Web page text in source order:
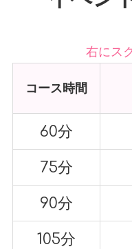
右にス
コース時間
60分
75分
90分
105分